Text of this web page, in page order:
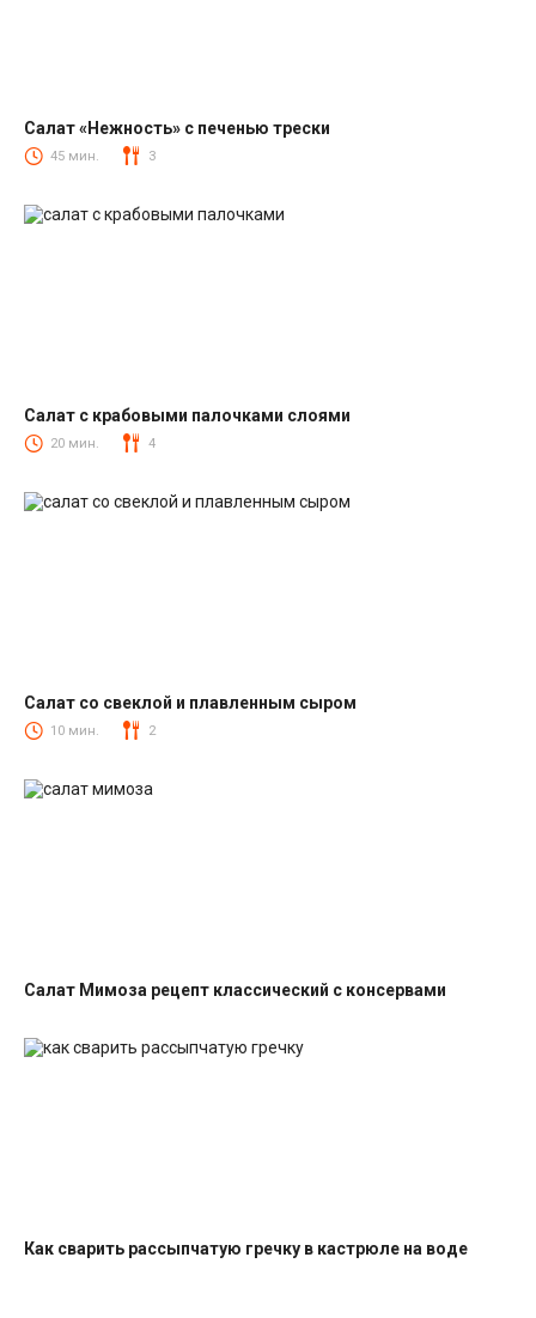
Салаты из печени трески
Салат «Нежность» с печенью трески
45 мин. 3
Салаты с крабовыми палочками
Салат с крабовыми палочками слоями
20 мин. 4
Салаты со свеклой
Салат со свеклой и плавленным сыром
10 мин. 2
Салат Мимоза рецепт классический с консервами
Как сварить рассыпчатую гречку в кастрюле на воде